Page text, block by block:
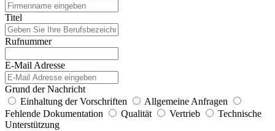
Titel
Rufnummer
E-Mail Adresse
Grund der Nachricht
Einhaltung der Vorschriften
Allgemeine Anfragen
Fehlende Dokumentation
Qualität Vertrieb
Technische
Unterstützung